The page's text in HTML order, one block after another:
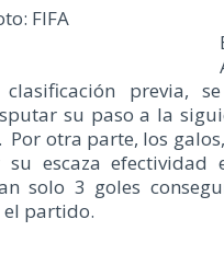
FIFA
previa,
su paso a la
otra parte, los
escaza efectividad
solo 3 goles
partido.